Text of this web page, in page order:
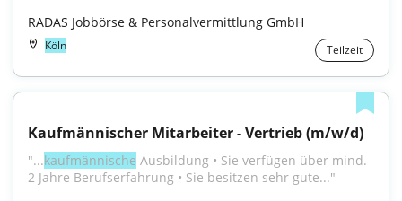
RADAS Jobbörse & Personalvermittlung GmbH
Köln Teilzeit
Kaufmännischer Mitarbeiter - Vertrieb (m/w/d)
"...kaufmännische Ausbildung • Sie verfügen über mind.
2 Jahre Berufserfahrung • Sie besitzen sehr gute..."